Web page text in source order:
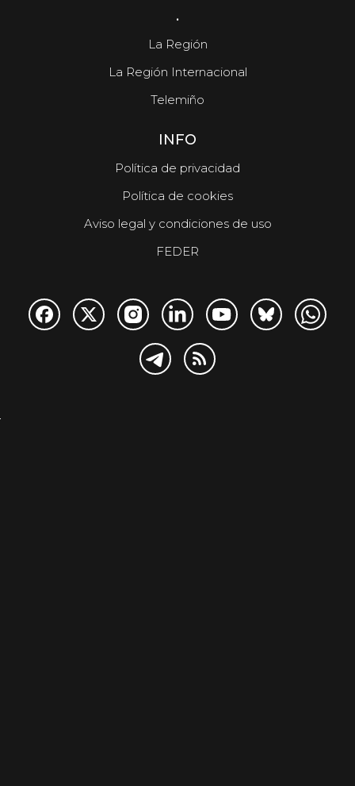
.
La Región
La Región Internacional
Telemiño
INFO
Política de privacidad
Política de cookies
Aviso legal y condiciones de uso
FEDER